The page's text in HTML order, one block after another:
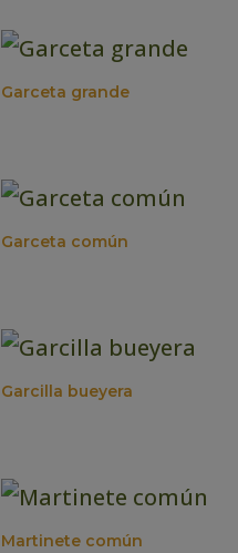
Garceta grande
Garceta común
Garcilla bueyera
Martinete común